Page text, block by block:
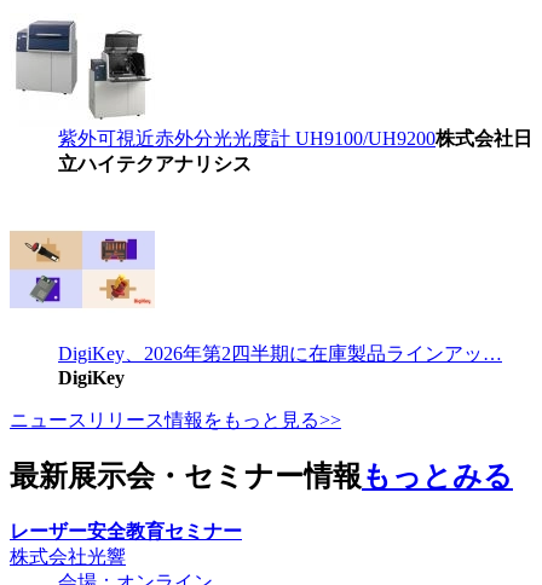
紫外可視近赤外分光光度計 UH9100/UH9200株式会社日
立ハイテクアナリシス
DigiKey、2026年第2四半期に在庫製品ラインアッ…
DigiKey
ニュースリリース情報をもっと見る>>
最新展示会・セミナー情報もっとみる
レーザー安全教育セミナー
株式会社光響